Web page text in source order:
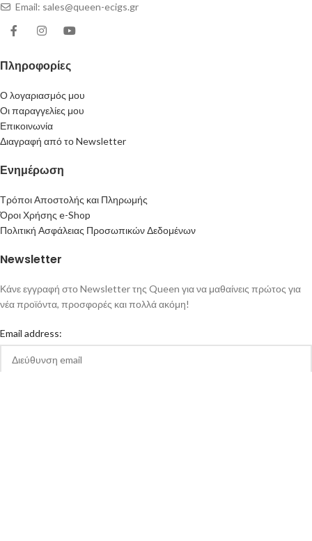
Email: sales@queen-ecigs.gr
Πληροφορίες
Ο λογαριασμός μου
Οι παραγγελίες μου
Επικοινωνία
Διαγραφή από το Newsletter
Ενημέρωση
Τρόποι Αποστολής και Πληρωμής
Όροι Χρήσης e-Shop
Πολιτική Ασφάλειας Προσωπικών Δεδομένων
Newsletter
Κάνε εγγραφή στο Newsletter της Queen για να μαθαίνεις πρώτος για
νέα προϊόντα, προσφορές και πολλά ακόμη!
Email address: